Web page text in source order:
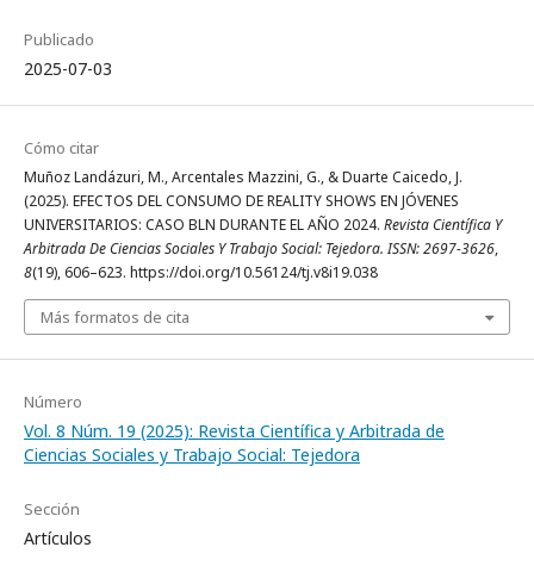
Publicado
2025-07-03
Cómo citar
Muñoz Landázuri, M., Arcentales Mazzini, G., & Duarte Caicedo, J.
(2025). EFECTOS DEL CONSUMO DE REALITY SHOWS EN JÓVENES
UNIVERSITARIOS: CASO BLN DURANTE EL AÑO 2024. Revista Científica Y
Arbitrada De Ciencias Sociales Y Trabajo Social: Tejedora. ISSN: 2697-3626,
8(19), 606–623. https://doi.org/10.56124/tj.v8i19.038
Más formatos de cita
Número
Vol. 8 Núm. 19 (2025): Revista Científica y Arbitrada de
Ciencias Sociales y Trabajo Social: Tejedora
Sección
Artículos